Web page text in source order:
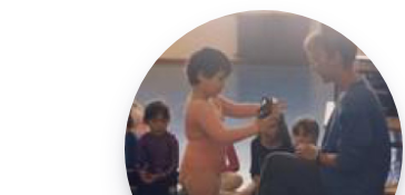
Fuensanta
López
Moreno